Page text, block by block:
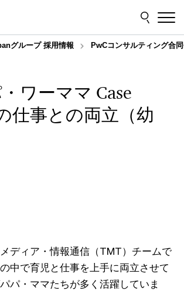
グループ 採用情報 PwCコンサルティング合
ワーママ Case
仕事との両立（幼
ディア・情報通信（TMT）チームで
中で育児と仕事を上手に両立させて
パ・ママたちが多く活躍していま